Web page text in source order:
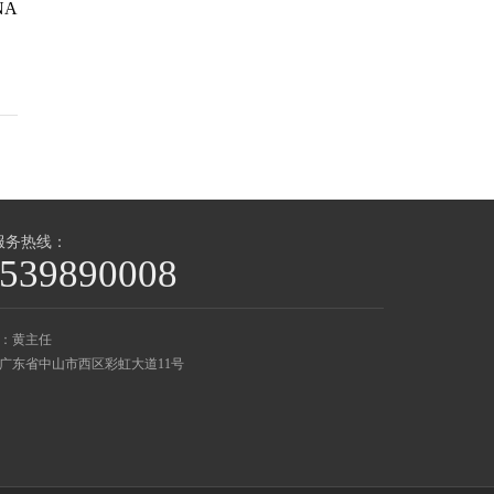
热线：
黄主任
东省中山市西区彩虹大道11号